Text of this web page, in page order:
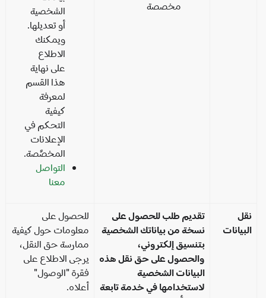
مخصصة
الشخصية
أو تعديلها.
ويمكنك
الاطلاع
على نهاية
هذا القسم
لمعرفة
كيفية
التحكم في
الإعلانات
المخصَّصة.
التواصل
تقديم طلب للحصول على
نسخة من بياناتك الشخصية
بتنسيق إلكتروني،
والحصول على حق نقل هذه
البيانات الشخصية
لاستخدامها في خدمة تابعة
للحصول على
معلومات حول كيفية
ممارسة حق النقل،
يرجى الاطلاع على
فقرة "الوصول"
أعلاه.